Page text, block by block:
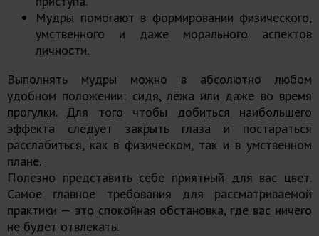
Мудры помогают в формировании физического,
умственного и даже морального аспектов
личности.
Выполнять мудры можно в абсолютно любом
удобном положении: сидя, лёжа или даже во время
прогулки. Для того чтобы добиться наибольшего
эффекта следует закрыть глаза и постараться
расслабиться, как в физическом, так и в умственном
плане.
Полезно представить себе приятный для вас цвет.
Самое главное требования для рассматриваемой
практики — это спокойная обстановка, где вас ничего
не будет отвлекать.